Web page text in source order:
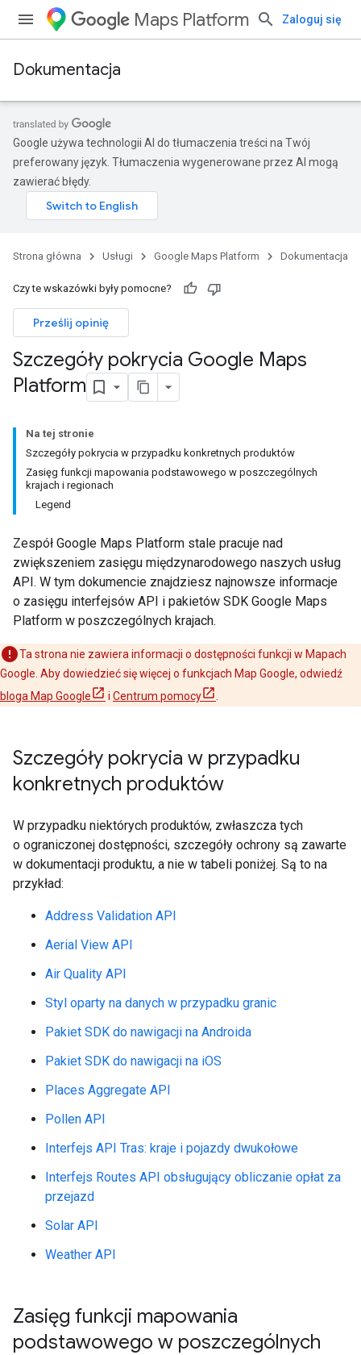
Maps Platform Zaloguj się
Dokumentacja
Google używa technologii AI do tłumaczenia treści na Twój
preferowany język. Tłumaczenia wygenerowane przez AI mogą
zawierać błędy.
Strona główna Usługi Google Maps Platform Dokumentacja
Czy te wskazówki były pomocne?
Prześlij opinię
Szczegóły pokrycia Google Maps
Platform
Na tej stronie
Szczegóły pokrycia w przypadku konkretnych produktów
Zasięg funkcji mapowania podstawowego w poszczególnych
krajach i regionach
Legend
Zespół Google Maps Platform stale pracuje nad
zwiększeniem zasięgu międzynarodowego naszych usług
API. W tym dokumencie znajdziesz najnowsze informacje
o zasięgu interfejsów API i pakietów SDK Google Maps
Platform w poszczególnych krajach.
Ta strona nie zawiera informacji o dostępności funkcji w Mapach
Google. Aby dowiedzieć się więcej o funkcjach Map Google, odwiedź
bloga Map Google
i Centrum pomocy
Szczegóły pokrycia w przypadku
konkretnych produktów
W przypadku niektórych produktów, zwłaszcza tych
o ograniczonej dostępności, szczegóły ochrony są zawarte
w dokumentacji produktu, a nie w tabeli poniżej. Są to na
przykład:
Address Validation API
Aerial View API
Air Quality API
Styl oparty na danych w przypadku granic
Pakiet SDK do nawigacji na Androida
Pakiet SDK do nawigacji na iOS
Places Aggregate API
Pollen API
Interfejs API Tras: kraje i pojazdy dwukołowe
Interfejs Routes API obsługujący obliczanie opłat za
przejazd
Solar API
Weather API
Zasięg funkcji mapowania
podstawowego w poszczególnych